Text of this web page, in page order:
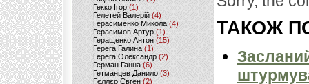
Гекко Ігор(1)
Гелетей Валерій (4)
Герасименко Микола (4)
Герасимов Артур (1)
Геращенко Антон(15)
Герега Галина (1)
Герега Олександр (2)
Герман Ганна (6)
Гетманцев Данило (3)
Гєллєр Євген (2)
ТАКОЖ